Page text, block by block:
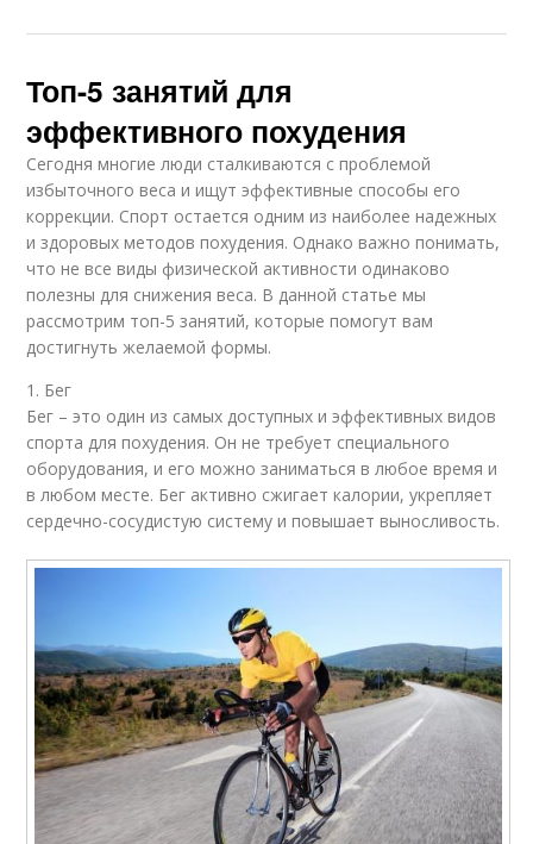
Топ-5 занятий для
эффективного похудения
Сегодня многие люди сталкиваются с проблемой
избыточного веса и ищут эффективные способы его
коррекции. Спорт остается одним из наиболее надежных
и здоровых методов похудения. Однако важно понимать,
что не все виды физической активности одинаково
полезны для снижения веса. В данной статье мы
рассмотрим топ-5 занятий, которые помогут вам
достигнуть желаемой формы.
1. Бег
Бег – это один из самых доступных и эффективных видов
спорта для похудения. Он не требует специального
оборудования, и его можно заниматься в любое время и
в любом месте. Бег активно сжигает калории, укрепляет
сердечно-сосудистую систему и повышает выносливость.